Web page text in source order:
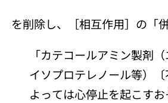
を削除し、［相互作用］の「
「カテコールアミン製剤（
イソプロテレノール等）
よっては心停止を起こす